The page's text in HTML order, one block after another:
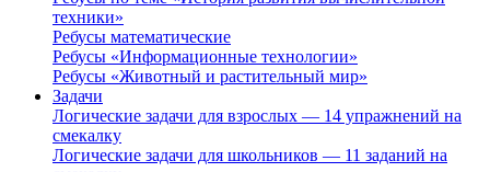
техники»
Ребусы математические
Ребусы «Информационные технологии»
Ребусы «Животный и растительный мир»
Задачи
Логические задачи для взрослых — 14 упражнений на
смекалку
Логические задачи для школьников — 11 заданий на